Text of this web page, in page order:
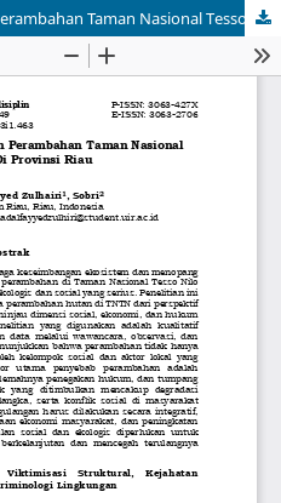
Study Fenomena Kejahatan Perambahan Taman Nasional Tesso Nilo Di Provinsi Riau